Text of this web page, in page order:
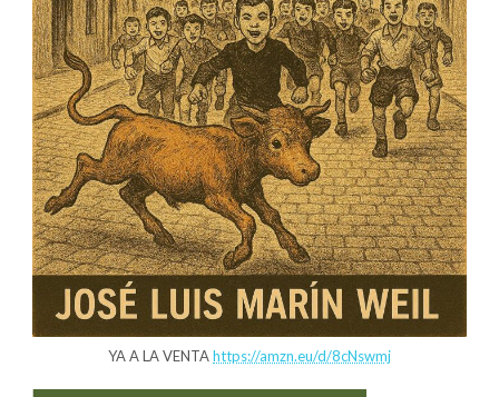
YA A LA VENTAhttps://amzn.eu/d/8cNswmj